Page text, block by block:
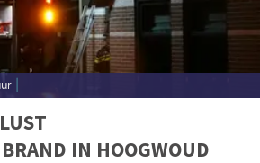
IN HOOGWOUD